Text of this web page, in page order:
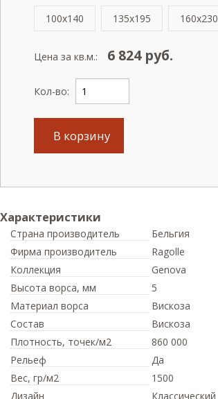
100x140
135x195 160x230
Цена за кв.м.: 6 824 руб.
Кол-во:
В корзину
Характеристики
Страна производитель
Бельгия
Фирма производитель
Ragolle
Коллекция
Genova
Высота ворса, мм
5
Материал ворса
Вискоза
Состав
Вискоза
Плотность, точек/м2
860 000
Рельеф
Да
Вес, гр/м2
1500
Дизайн
Классический